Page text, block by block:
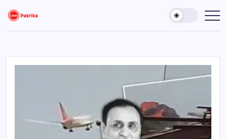
content
Live
Patrika
Breaking
Latest